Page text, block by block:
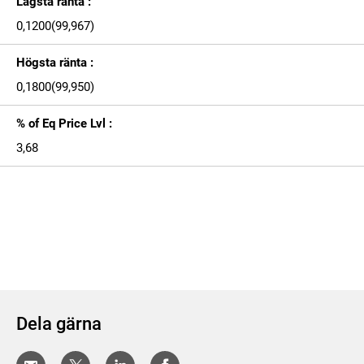
0,1200(99,967)
Högsta ränta :
0,1800(99,950)
% of Eq Price Lvl :
3,68
Dela gärna